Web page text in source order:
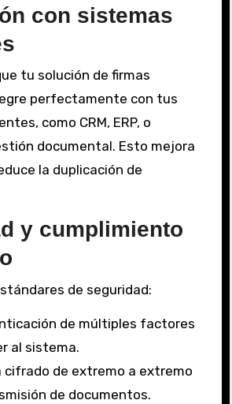
con sistemas
tu solución de firmas
perfectamente con tus
como CRM, ERP, o
documental. Esto mejora
la duplicación de
y cumplimiento
de seguridad:
de múltiples factores
al sistema.
cifrado de extremo a extremo
de documentos.